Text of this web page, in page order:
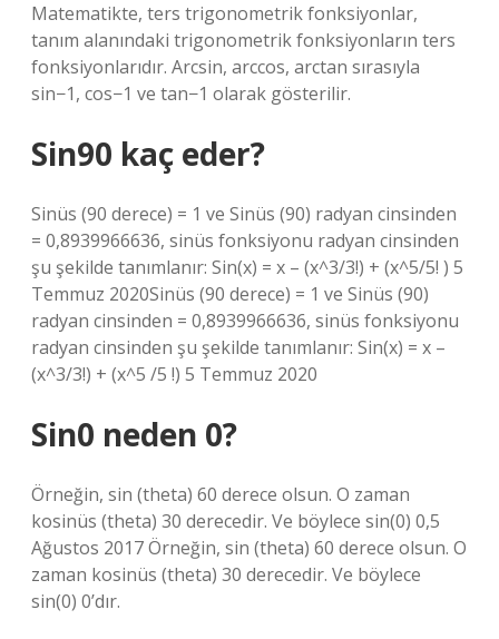
Matematikte, ters trigonometrik fonksiyonlar,
tanım alanındaki trigonometrik fonksiyonların ters
fonksiyonlarıdır. Arcsin, arccos, arctan sırasıyla
sin−1, cos−1 ve tan−1 olarak gösterilir.
Sin90 kaç eder?
Sinüs (90 derece) = 1 ve Sinüs (90) radyan cinsinden
= 0,8939966636, sinüs fonksiyonu radyan cinsinden
şu şekilde tanımlanır: Sin(x) = x – (x^3/3!) + (x^5/5! ) 5
Temmuz 2020Sinüs (90 derece) = 1 ve Sinüs (90)
radyan cinsinden = 0,8939966636, sinüs fonksiyonu
radyan cinsinden şu şekilde tanımlanır: Sin(x) = x –
(x^3/3!) + (x^5 /5 !) 5 Temmuz 2020
Sin0 neden 0?
Örneğin, sin (theta) 60 derece olsun. O zaman
kosinüs (theta) 30 derecedir. Ve böylece sin(0) 0,5
Ağustos 2017 Örneğin, sin (theta) 60 derece olsun. O
zaman kosinüs (theta) 30 derecedir. Ve böylece
sin(0) 0’dır.